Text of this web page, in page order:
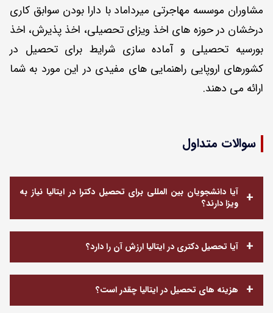
مشاوران موسسه مهاجرتی میرداماد با دارا بودن سوابق کاری
درخشان در حوزه های اخذ ویزای تحصیلی، اخذ پذیرش، اخذ
بورسیه تحصیلی و آماده سازی شرایط برای تحصیل در
کشورهای اروپایی راهنمایی های مفیدی در این مورد به شما
ارائه می دهند.
سوالات متداول
آیا دانشجویان بین المللی برای تحصیل دکترا در ایتالیا نیاز به
ویزا دارند؟
آیا تحصیل دکتری در ایتالیا ارزش آن را دارد؟
هزینه های تحصیل در ایتالیا چقدر است؟